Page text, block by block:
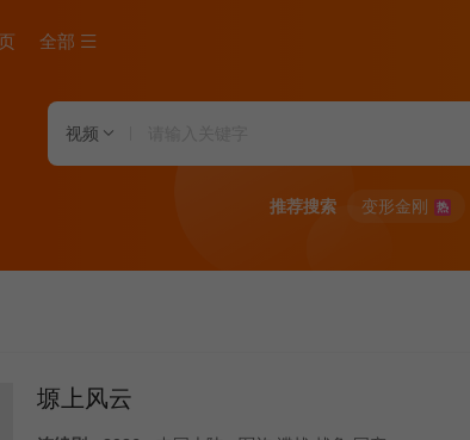
全部
视频
推荐搜索 变形金刚 热
塬上风云